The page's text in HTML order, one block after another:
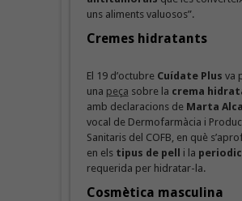
uns aliments valuosos”.
Cremes hidratants
El 19 d’octubre Cuídate Plus va
una peça sobre la crema
amb declaracions de Marta
vocal de Dermofarmàcia i
Sanitaris del COFB, en què
en els tipus de pell i la
requerida per hidratar-la.
Cosmètica masculina